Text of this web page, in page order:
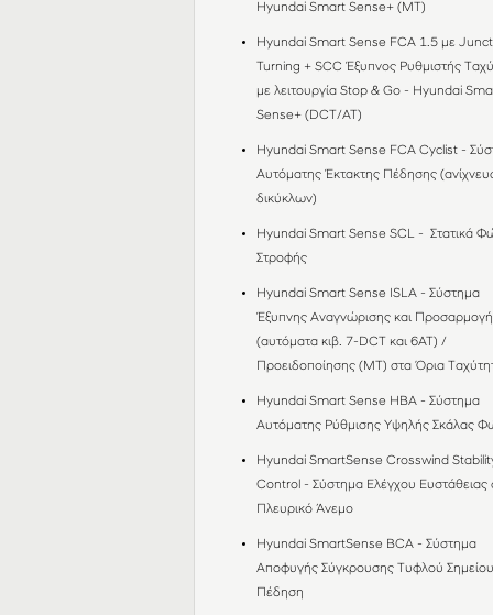
Hyundai Smart Sense+ (MT)
Hyundai Smart Sense FCA 1.5 με
Turning + SCC Έξυπνος Ρυθμιστής
με λειτουργία Stop & Go - Hyundai
Sense+ (DCT/AT)
Hyundai Smart Sense FCA Cyclist -
Αυτόματης Έκτακτης Πέδησης
δικύκλων)
Hyundai Smart Sense SCL - Στατικά
Στροφής
Hyundai Smart Sense ISLA - Σύστημα
Έξυπνης Αναγνώρισης και
(αυτόματα κιβ. 7-DCT και 6AT) /
Προειδοποίησης (MT) στα Όρια
Hyundai Smart Sense HBA - Σύστημα
Αυτόματης Ρύθμισης Υψηλής Σκάλας
Hyundai SmartSense Crosswind
Control - Σύστημα Ελέγχου Ευστάθειας
Πλευρικό Άνεμο
Hyundai SmartSense BCΑ - Σύστημα
Αποφυγής Σύγκρουσης Τυφλού
Πέδηση